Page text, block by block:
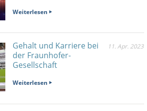
Weiterlesen
Gehalt und Karriere bei
der Fraunhofer-
Gesellschaft
11. Apr. 2023
Weiterlesen